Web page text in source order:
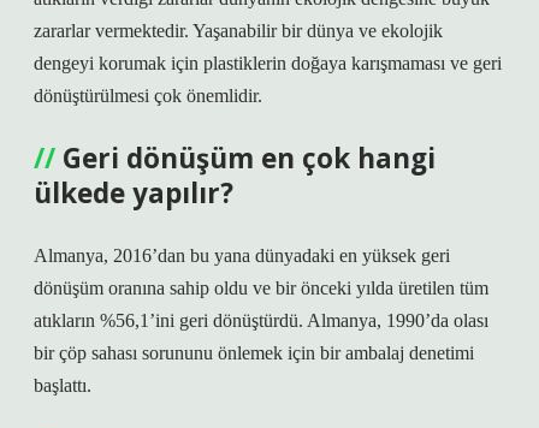
zararlar vermektedir. Yaşanabilir bir dünya ve ekolojik
dengeyi korumak için plastiklerin doğaya karışmaması ve geri
dönüştürülmesi çok önemlidir.
Geri dönüşüm en çok hangi
ülkede yapılır?
Almanya, 2016’dan bu yana dünyadaki en yüksek geri
dönüşüm oranına sahip oldu ve bir önceki yılda üretilen tüm
atıkların %56,1’ini geri dönüştürdü. Almanya, 1990’da olası
bir çöp sahası sorununu önlemek için bir ambalaj denetimi
başlattı.